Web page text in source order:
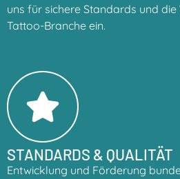
uns für sichere Standards und
Tattoo-Branche ein.
STANDARDS & QUALITÄT
Entwicklung und Förderung